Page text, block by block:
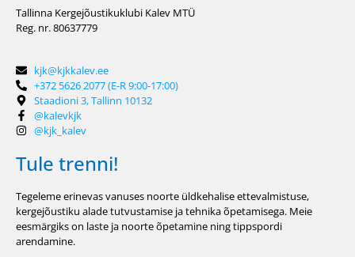
Tallinna Kergejõustikuklubi Kalev MTÜ
Reg. nr. 80637779
kjk@kjkkalev.ee
+372 5626 2077 (E-R 9:00-17:00)
Staadioni 3, Tallinn 10132
@kalevkjk
@kjk_kalev
Tule trenni!
Tegeleme erinevas vanuses noorte üldkehalise ettevalmistuse,
kergejõustiku alade tutvustamise ja tehnika õpetamisega. Meie
eesmärgiks on laste ja noorte õpetamine ning tippspordi
arendamine.